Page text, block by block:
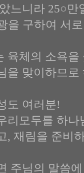
느니라 25○
을 구하여 서
육체의 소욕
을 맞이하므
도 여러분!
리모두를 하
, 재림을 준비
주님의 말씀